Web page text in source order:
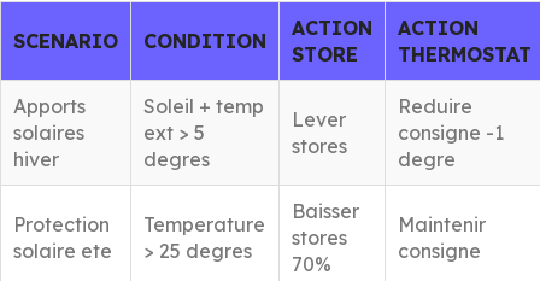
SCENARIO CONDITION
ACTION
STORE
ACTION
THERMOSTAT
Apports
solaires
hiver
Soleil + temp
ext > 5
degres
Lever
stores
Reduire
consigne -1
degre
Protection
solaire ete
Temperature
> 25 degres
Baisser
stores
70%
Maintenir
consigne